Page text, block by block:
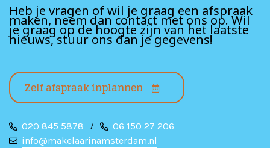
Heb je vragen of wil je graag een afspraak
maken, neem dan contact met ons op. Wil
je graag op de hoogte zijn van het laatste
nieuws, stuur ons dan je gegevens!
Zelf afspraak inplannen
020 845 5878 /
06 150 27 206
info@makelaarinamsterdam.nl